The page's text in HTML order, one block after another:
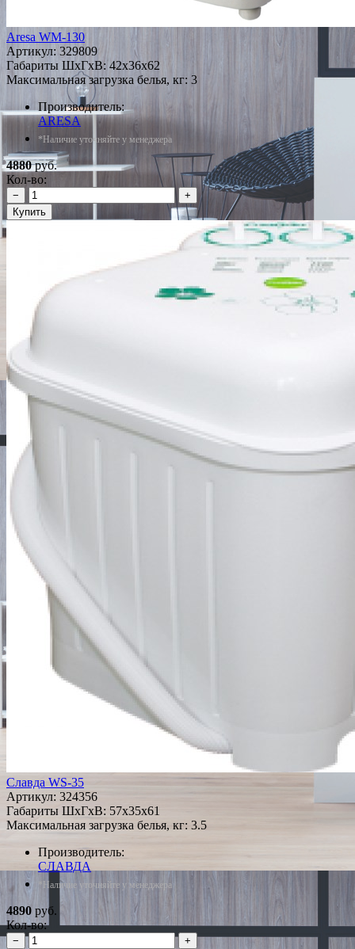
Aresa WM-130
Артикул: 329809
Габариты ШxГxВ: 42x36x62
Максимальная загрузка белья, кг: 3
Производитель:
ARESA
*Наличие уточняйте у менеджера
4880руб.
Кол-во:
−
+
Купить
Славда WS-35
Артикул: 324356
Габариты ШxГxВ: 57x35x61
Максимальная загрузка белья, кг: 3.5
Производитель:
СЛАВДА
*Наличие уточняйте у менеджера
4890 руб.
Кол-во:
− +